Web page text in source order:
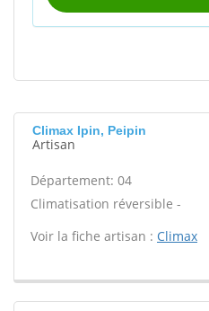
Climax Ipin, Peipin
Artisan
Département: 04
Climatisation réversible -
Voir la fiche artisan : Climax